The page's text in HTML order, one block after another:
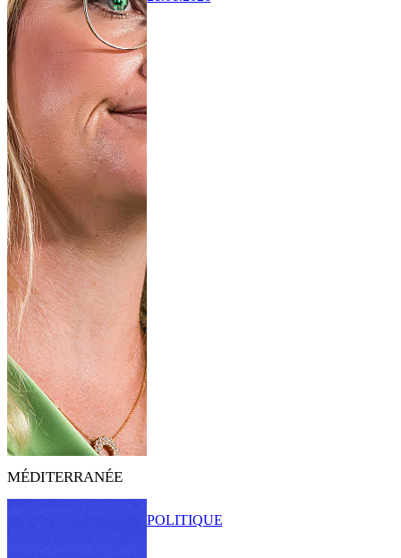
MÉDITERRANÉE
POLITIQUE